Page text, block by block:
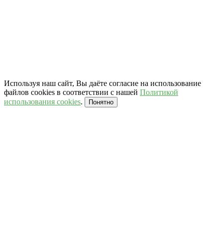
Используя наш сайт, Вы даёте согласие на использование
файлов cookies в соответствии с нашей Политикой
использования cookies. Понятно